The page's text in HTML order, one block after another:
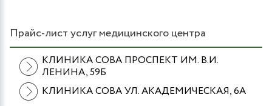
Прайс-лист услуг медицинского центра
КЛИНИКА СОВА ПРОСПЕКТ ИМ. В.И.
ЛЕНИНА, 59Б
КЛИНИКА СОВА УЛ. АКАДЕМИЧЕСКАЯ, 6А